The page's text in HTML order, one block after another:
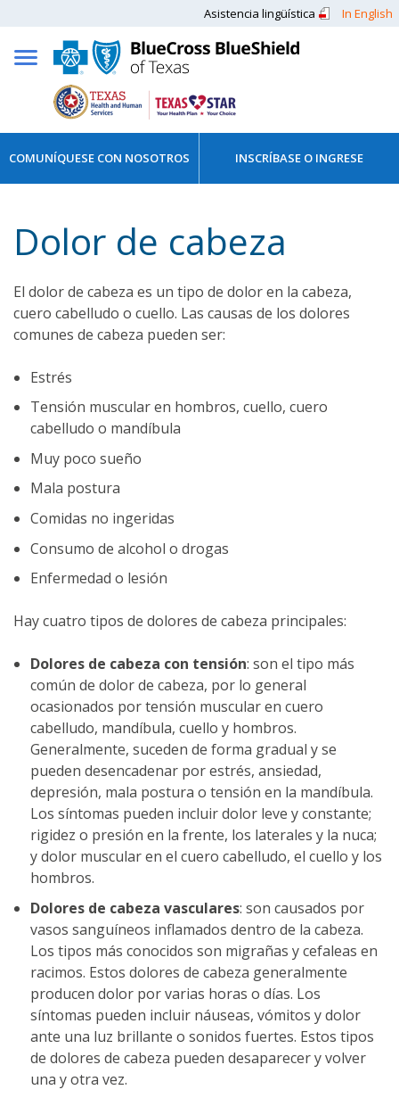
Asistencia lingüística In English
COMUNÍQUESE CON NOSOTROS INSCRÍBASE O INGRESE
Dolor de cabeza
El dolor de cabeza es un tipo de dolor en la cabeza,
cuero cabelludo o cuello. Las causas de los dolores
comunes de cabeza pueden ser:
Estrés
Tensión muscular en hombros, cuello, cuero
cabelludo o mandíbula
Muy poco sueño
Mala postura
Comidas no ingeridas
Consumo de alcohol o drogas
Enfermedad o lesión
Hay cuatro tipos de dolores de cabeza principales:
Dolores de cabeza con tensión: son el tipo más
común de dolor de cabeza, por lo general
ocasionados por tensión muscular en cuero
cabelludo, mandíbula, cuello y hombros.
Generalmente, suceden de forma gradual y se
pueden desencadenar por estrés, ansiedad,
depresión, mala postura o tensión en la mandíbula.
Los síntomas pueden incluir dolor leve y constante;
rigidez o presión en la frente, los laterales y la nuca;
y dolor muscular en el cuero cabelludo, el cuello y los
hombros.
Dolores de cabeza vasculares: son causados por
vasos sanguíneos inflamados dentro de la cabeza.
Los tipos más conocidos son migrañas y cefaleas en
racimos. Estos dolores de cabeza generalmente
producen dolor por varias horas o días. Los
síntomas pueden incluir náuseas, vómitos y dolor
ante una luz brillante o sonidos fuertes. Estos tipos
de dolores de cabeza pueden desaparecer y volver
una y otra vez.